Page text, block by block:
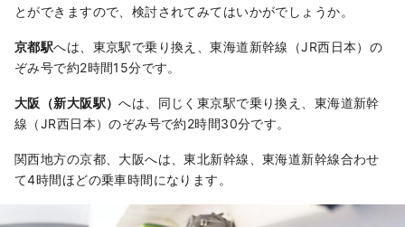
とができますので、検討されてみてはいかがでしょうか。
京都駅へは、東京駅で乗り換え、東海道新幹線（JR西日本）の
ぞみ号で約2時間15分です。
大阪（新大阪駅）へは、同じく東京駅で乗り換え、東海道新幹
線（JR西日本）のぞみ号で約2時間30分です。
関西地方の京都、大阪へは、東北新幹線、東海道新幹線合わせ
て4時間ほどの乗車時間になります。